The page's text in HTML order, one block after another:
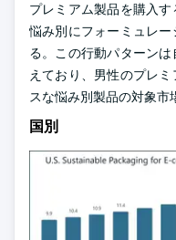
プレミアム製品を購入す
悩み別にフォーミュレ
る。この行動パターン
えており、男性のプレ
スな悩み別製品の対象市
国別